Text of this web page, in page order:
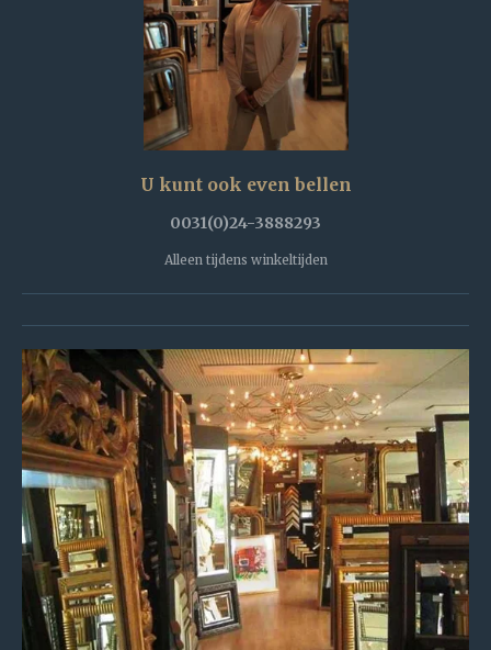
U kunt ook even bellen
0031(0)24-3888293
Alleen tijdens winkeltijden